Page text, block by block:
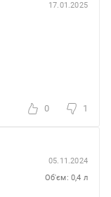
17.01.2025
0 1
05.11.2024
Об'єм: 0,4 л